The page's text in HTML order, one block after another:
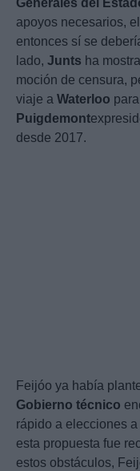
Generales del
apoyos necesarios,
entonces sí se
lado, Junts ha
moción de censura,
viaje a Waterloo
Puigdemont
desde 2017.
Feijóo ya había
Gobierno técnico
rápido a elecciones
esta propuesta fue
estos obstáculos,